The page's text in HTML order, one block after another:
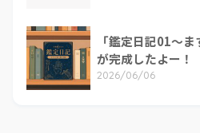
「鑑定日記01～
が完成したよー！
2026/06/06